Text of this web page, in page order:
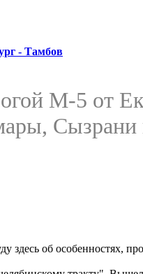
- Тамбов
M-5 от
здесь об особенностях,